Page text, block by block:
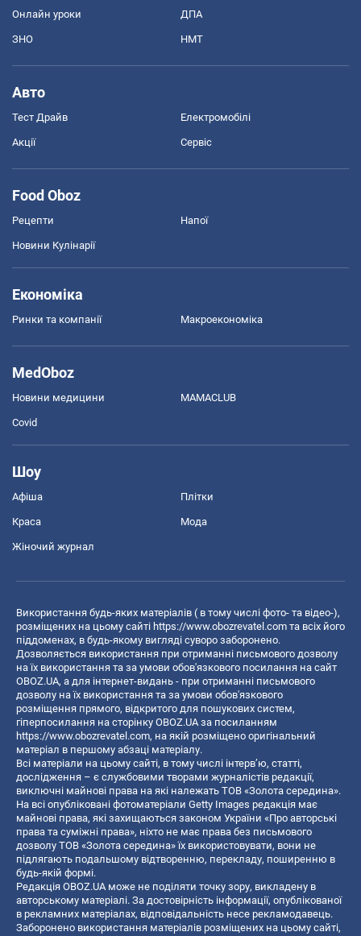
Онлайн уроки ДПА
ЗНО НМТ
Авто
Тест Драйв Електромобілі
Акції Сервіс
Food Oboz
Рецепти Напої
Новини Кулінарії
Економіка
Ринки та компанії Макроекономіка
MedOboz
Новини медицини MAMACLUB
Covid
Шоу
Афіша Плітки
Краса Мода
Жіночий журнал
Використання будь-яких матеріалів ( в тому числі фото- та відео-),
розміщених на цьому сайті https://www.obozrevatel.com та всіх його
піддоменах, в будь-якому вигляді суворо заборонено.
Дозволяється використання при отриманні письмового дозволу
на їх використання та за умови обов'язкового посилання на сайт
OBOZ.UA, а для інтернет-видань - при отриманні письмового
дозволу на їх використання та за умови обов'язкового
розміщення прямого, відкритого для пошукових систем,
гіперпосилання на сторінку OBOZ.UA за посиланням
https://www.obozrevatel.com, на якій розміщено оригінальний
матеріал в першому абзаці матеріалу.
Всі матеріали на цьому сайті, в тому числі інтерв’ю, статті,
дослідження – є службовими творами журналістів редакції,
виключні майнові права на які належать ТОВ «Золота середина».
На всі опубліковані фотоматеріали Getty Images редакція має
майнові права, які захищаються законом України «Про авторські
права та суміжні права», ніхто не має права без письмового
дозволу ТОВ «Золота середина» їх використовувати, вони не
підлягають подальшому відтворенню, перекладу, поширенню в
будь-якій формі.
Редакція OBOZ.UA може не поділяти точку зору, викладену в
авторському матеріалі. За достовірність інформації, опублікованої
в рекламних матеріалах, відповідальність несе рекламодавець.
Заборонено використання матеріалів розміщених на цьому сайті,